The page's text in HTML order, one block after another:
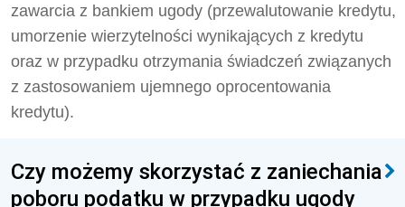
zawarcia z bankiem ugody (przewalutowanie kredytu,
umorzenie wierzytelności wynikających z kredytu
oraz w przypadku otrzymania świadczeń związanych
z zastosowaniem ujemnego oprocentowania
kredytu).
Czy możemy skorzystać z zaniechania
poboru podatku w przypadku ugody